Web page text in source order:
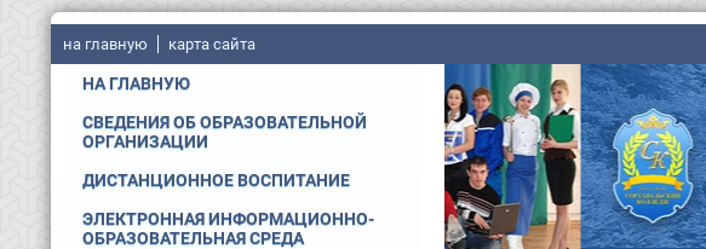
на главную карта сайта
НА ГЛАВНУЮ
СВЕДЕНИЯ ОБ ОБРАЗОВАТЕЛЬНОЙ
ОРГАНИЗАЦИИ
ДИСТАНЦИОННОЕ ВОСПИТАНИЕ
ЭЛЕКТРОННАЯ ИНФОРМАЦИОННО-
ОБРАЗОВАТЕЛЬНАЯ СРЕДА